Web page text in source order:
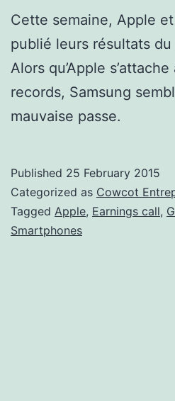
Cette semaine, Apple
publié leurs résultats
Alors qu’Apple
records, Samsung
mauvaise passe.
Published 25 February 2015
Categorized as Cowcot
Tagged Apple, Earnings call,
Smartphones